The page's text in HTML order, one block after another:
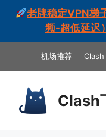
老牌稳定VPN梯
频-超低延迟
机场推荐
Clash